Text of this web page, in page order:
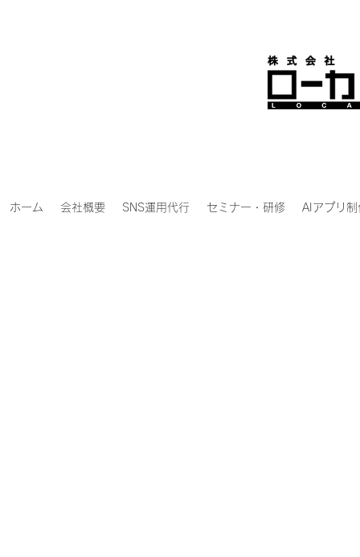
ホーム 会社概要 SNS運用代行 セミナー・研修 AIアプリ制